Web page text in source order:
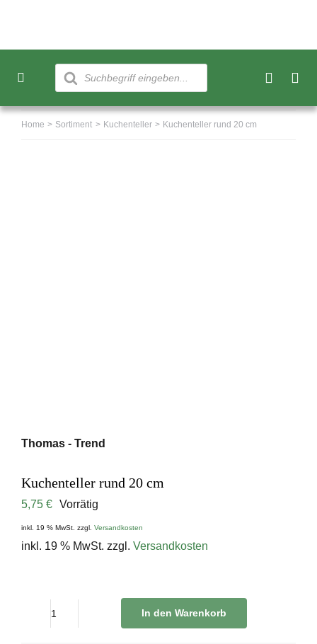
content
Products
search
Toggle
Neu
Home Sortiment Kuchenteller Kuchenteller rund 20 cm
Thomas - Trend
Kuchenteller rund 20 cm
5,75 € Vorrätig
inkl. 19 % MwSt. zzgl. Versandkosten
inkl. 19 % MwSt. zzgl. Versandkosten
In den Warenkorb